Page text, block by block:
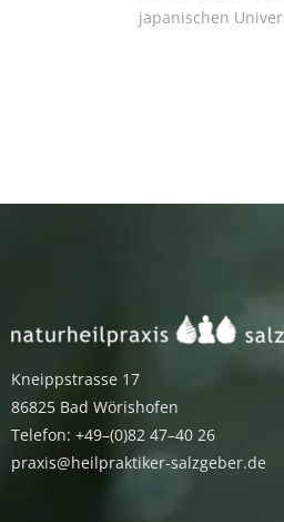
japanischen
Kneippstrasse 17
86825 Bad Wörishofen
Telefon: +49–(0)82 47–40 26
praxis@heilpraktiker-salzgeber.de